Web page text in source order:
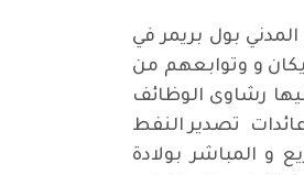
بول بريمر في
و وتوابعهم من
رشاوى الوظائف
تصدير النفط
و المباشر بولادة